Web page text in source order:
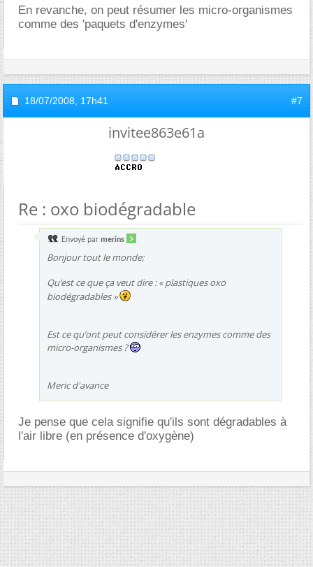
En revanche, on peut résumer les micro-organismes
comme des 'paquets d'enzymes'
18/07/2008, 17h41 #7
invitee863e61a
Re : oxo biodégradable
Envoyé par merins
Bonjour tout le monde;
Qu’est ce que ça veut dire : « plastiques oxo
biodégradables »
Est ce qu’ont peut considérer les enzymes comme des
micro-organismes ?
Meric d'avance
Je pense que cela signifie qu'ils sont dégradables à
l'air libre (en présence d'oxygène)